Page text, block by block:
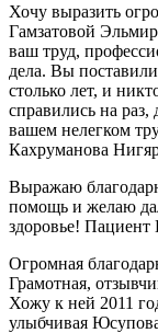
Хочу выразить
Гамзатовой
ваш труд,
дела. Вы
столько лет, и
справились на
вашем нелегком
Кахруманова
Выражаю
помощь и желаю
здоровье!
Огромная
Грамотная,
Хожу к ней 2011
улыбчивая